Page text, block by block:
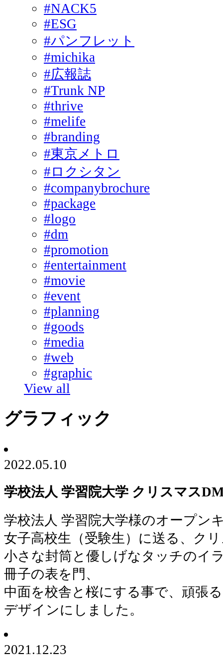
#NACK5
#ESG
#パンフレット
#michika
#広報誌
#Trunk NP
#thrive
#melife
#branding
#東京メトロ
#ロクシタン
#companybrochure
#package
#logo
#dm
#promotion
#entertainment
#movie
#event
#planning
#goods
#media
#web
#graphic
View all
グラフィック
2022.05.10
学校法人 学習院大学 クリスマス
学校法人 学習院大学様のオープン
女子高校生（受験生）に送る、ク
小さな封筒と優しげなタッチのイ
冊子の表を門、
中面を校舎と桜にする事で、頑張
デザインにしました。
2021.12.23